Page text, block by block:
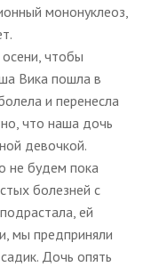
мононуклеоз,
чтобы
Вика пошла в
и перенесла
что наша дочь
девочкой.
не будем пока
болезней с
ей
мы предприняли
Дочь опять